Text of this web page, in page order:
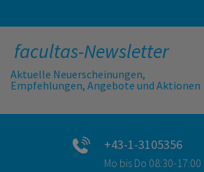
facultas-Newsletter
Aktuelle Neuerscheinungen,
Empfehlungen, Angebote und Aktionen
+43-1-3105356
Mo bis Do 08:30-17:00